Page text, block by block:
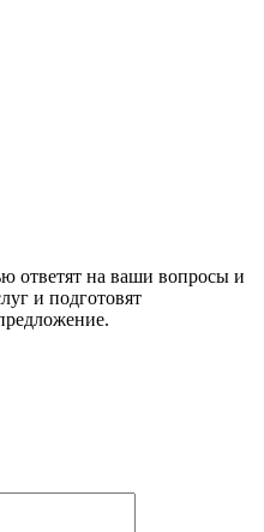
ответят на ваши вопросы и
и подготовят